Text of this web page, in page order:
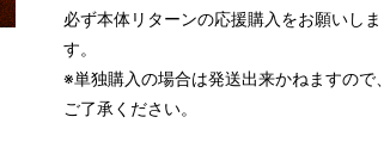
必ず本体リターンの応援購入をお願いしま
す。
※単独購入の場合は発送出来かねますので、
ご了承ください。